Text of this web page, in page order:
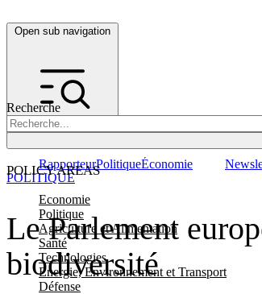
Open sub navigation
Recherche
POLICY AREAS
Economie
Politique
Agriculture et Alimentation
Santé
Technologies
Energie, Environnement et Transport
Défense
RapporteurPolitiqueÉconomie
Le Parlement
biodiversité
POLITIQUE